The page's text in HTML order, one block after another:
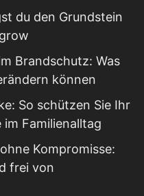
du den Grundstein
Brandschutz: Was
können
So schützen Sie Ihr
Familienalltag
Kompromisse:
frei von